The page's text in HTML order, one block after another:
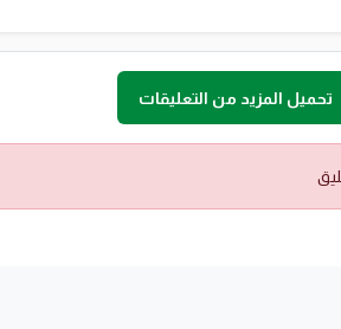
تحميل المزيد من التعليقات